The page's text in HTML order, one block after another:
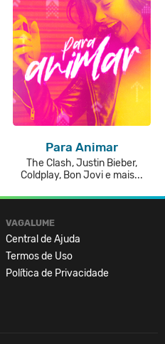
Para Animar
The Clash, Justin Bieber,
Coldplay, Bon Jovi e mais...
VAGALUME
Central de Ajuda
Termos de Uso
Política de Privacidade